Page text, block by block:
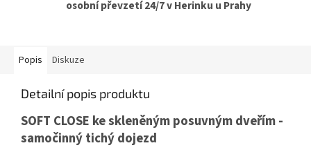
osobní převzetí 24/7 v Herinku u Prahy
Popis Diskuze
Detailní popis produktu
SOFT CLOSE ke skleněným posuvným dveřím -
samočinný tichý dojezd